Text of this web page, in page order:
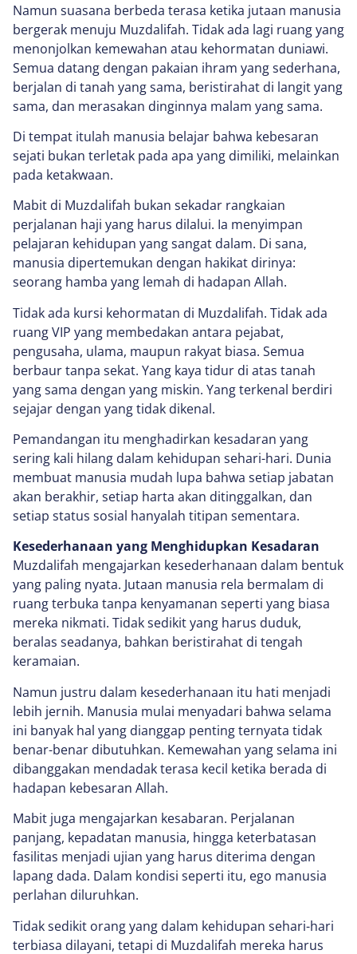
Namun suasana berbeda terasa ketika jutaan manusia
bergerak menuju Muzdalifah. Tidak ada lagi ruang yang
menonjolkan kemewahan atau kehormatan duniawi.
Semua datang dengan pakaian ihram yang sederhana,
berjalan di tanah yang sama, beristirahat di langit yang
sama, dan merasakan dinginnya malam yang sama.
Di tempat itulah manusia belajar bahwa kebesaran
sejati bukan terletak pada apa yang dimiliki, melainkan
pada ketakwaan.
Mabit di Muzdalifah bukan sekadar rangkaian
perjalanan haji yang harus dilalui. Ia menyimpan
pelajaran kehidupan yang sangat dalam. Di sana,
manusia dipertemukan dengan hakikat dirinya:
seorang hamba yang lemah di hadapan Allah.
Tidak ada kursi kehormatan di Muzdalifah. Tidak ada
ruang VIP yang membedakan antara pejabat,
pengusaha, ulama, maupun rakyat biasa. Semua
berbaur tanpa sekat. Yang kaya tidur di atas tanah
yang sama dengan yang miskin. Yang terkenal berdiri
sejajar dengan yang tidak dikenal.
Pemandangan itu menghadirkan kesadaran yang
sering kali hilang dalam kehidupan sehari-hari. Dunia
membuat manusia mudah lupa bahwa setiap jabatan
akan berakhir, setiap harta akan ditinggalkan, dan
setiap status sosial hanyalah titipan sementara.
Kesederhanaan yang Menghidupkan Kesadaran
Muzdalifah mengajarkan kesederhanaan dalam bentuk
yang paling nyata. Jutaan manusia rela bermalam di
ruang terbuka tanpa kenyamanan seperti yang biasa
mereka nikmati. Tidak sedikit yang harus duduk,
beralas seadanya, bahkan beristirahat di tengah
keramaian.
Namun justru dalam kesederhanaan itu hati menjadi
lebih jernih. Manusia mulai menyadari bahwa selama
ini banyak hal yang dianggap penting ternyata tidak
benar-benar dibutuhkan. Kemewahan yang selama ini
dibanggakan mendadak terasa kecil ketika berada di
hadapan kebesaran Allah.
Mabit juga mengajarkan kesabaran. Perjalanan
panjang, kepadatan manusia, hingga keterbatasan
fasilitas menjadi ujian yang harus diterima dengan
lapang dada. Dalam kondisi seperti itu, ego manusia
perlahan diluruhkan.
Tidak sedikit orang yang dalam kehidupan sehari-hari
terbiasa dilayani, tetapi di Muzdalifah mereka harus